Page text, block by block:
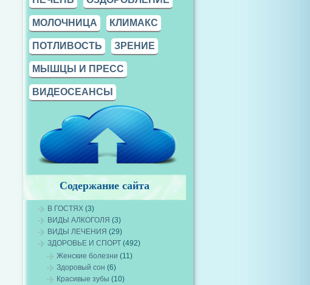
МОЛОЧНИЦА КЛИМАКС
ПОТЛИВОСТЬ ЗРЕНИЕ
МЫШЦЫ И ПРЕСС
ВИДЕОСЕАНСЫ
Содержание сайта
В ГОСТЯХ (3)
ВИДЫ АЛКОГОЛЯ (3)
ВИДЫ ЛЕЧЕНИЯ (29)
ЗДОРОВЬЕ И СПОРТ (492)
Женские болезни (11)
Здоровый сон (6)
Красивые зубы (10)